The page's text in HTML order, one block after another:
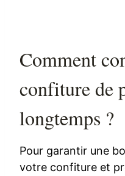
Comment
confiture de
longtemps ?
Pour garantir une
votre confiture et